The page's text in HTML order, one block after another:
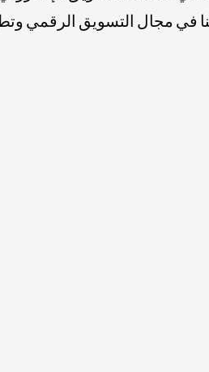
في مجال التسويق الرقمي